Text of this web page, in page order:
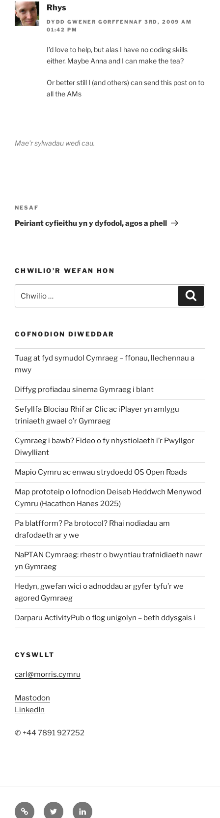
Rhys
DYDD GWENER GORFFENNAF 3RD, 2009 AM
01:42 PM
I’d love to help, but alas I have no coding skills
either. Maybe Anna and I can make the tea?
Or better still I (and others) can send this post on to
all the AMs
Mae'r sylwadau wedi cau.
cofnod
Cofnod
Nesaf
NESAF
Peiriant cyfieithu yn y dyfodol, agos a phell
CHWILIO’R WEFAN HON
am:
COFNODION DIWEDDAR
Tuag at fyd symudol Cymraeg – ffonau, llechennau a
mwy
Diffyg profiadau sinema Gymraeg i blant
Sefyllfa Blociau Rhif ar Clic ac iPlayer yn amlygu
triniaeth gwael o’r Gymraeg
Cymraeg i bawb? Fideo o fy nhystiolaeth i’r Pwyllgor
Diwylliant
Mapio Cymru ac enwau strydoedd OS Open Roads
Map prototeip o lofnodion Deiseb Heddwch Menywod
Cymru (Hacathon Hanes 2025)
Pa blatfform? Pa brotocol? Rhai nodiadau am
drafodaeth ar y we
NaPTAN Cymraeg: rhestr o bwyntiau trafnidiaeth nawr
yn Gymraeg
Hedyn, gwefan wici o adnoddau ar gyfer tyfu’r we
agored Gymraeg
Darparu ActivityPub o flog unigolyn – beth ddysgais i
CYSWLLT
carl@morris.cymru
Mastodon
LinkedIn
✆ +44 7891 927252
MastodonTwitter LinkedIn